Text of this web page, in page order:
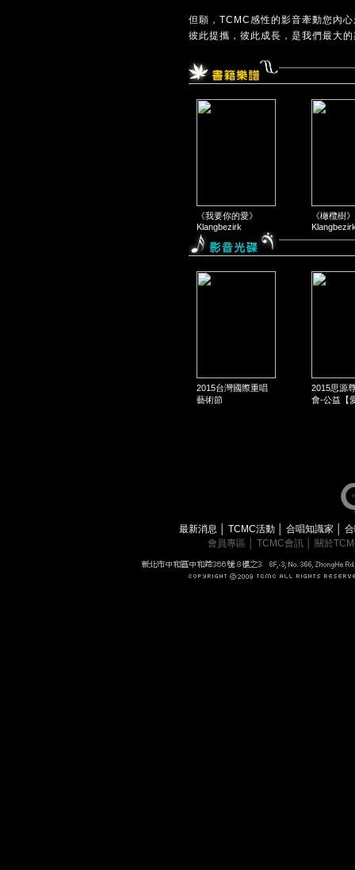
但願，TCMC感性的影音牽動您內
彼此提攜，彼此成長，是我們最
《我要你的愛》
Klangbezirk
《橄欖樹》
2015台灣國際重唱
藝術節
2015思源
會-公益【
最新消息 TCMC活動 合唱知識家
會員專區
TCMC會訊 關於